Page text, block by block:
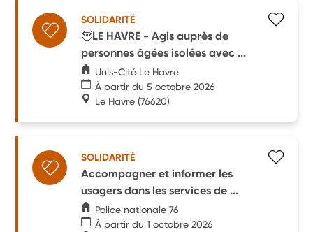
SOLIDARITÉ
🧓LE HAVRE - Agis auprès de
personnes âgées isolées avec ...
Unis-Cité Le Havre
À partir du 5 octobre 2026
Le Havre (76620)
SOLIDARITÉ
Accompagner et informer les
usagers dans les services de ...
Police nationale 76
À partir du 1 octobre 2026